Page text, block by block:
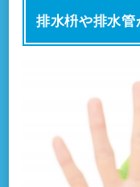
排水枡や排水管